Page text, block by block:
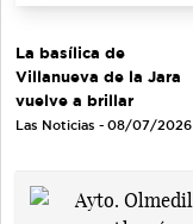
La basílica de
Villanueva de la Jara
vuelve a brillar
Las Noticias - 08/07/2026